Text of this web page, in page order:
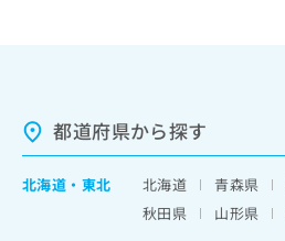
都道府県から探す
北海道 ・ 東北 北海道 青森県
秋田県
山形県